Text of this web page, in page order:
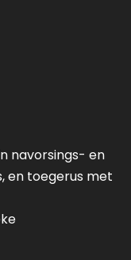
navorsings- en
en toegerus met